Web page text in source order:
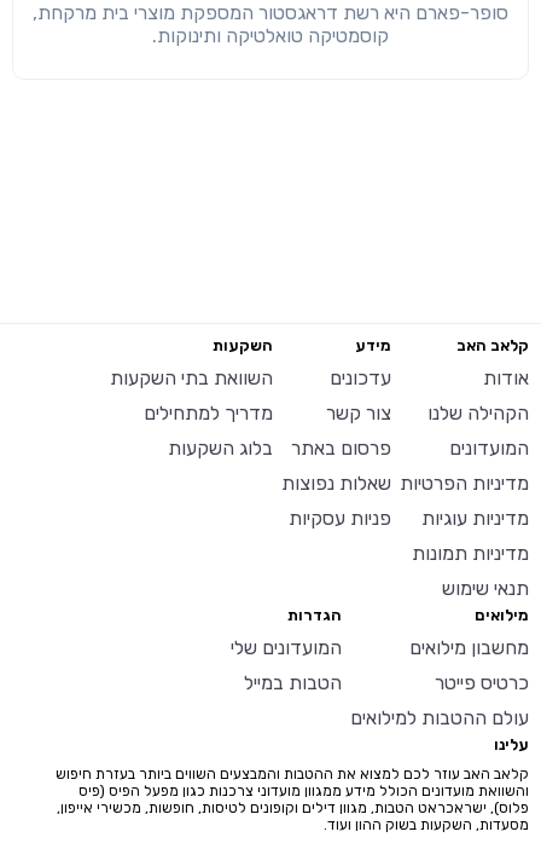
סופר-פארם היא רשת דראגסטור המספקת מוצרי בית מרקחת,
קוסמטיקה טואלטיקה ותינוקות.
קלאב האב
אודות
הקהילה שלנו
המועדונים
מדיניות הפרטיות
מדיניות עוגיות
מדיניות תמונות
תנאי שימוש
מידע
עדכונים
צור קשר
פרסום באתר
שאלות נפוצות
פניות עסקיות
השקעות
השוואת בתי השקעות
מדריך למתחילים
בלוג השקעות
מילואים
מחשבון מילואים
כרטיס פייטר
עולם ההטבות למילואים
הגדרות
המועדונים שלי
הטבות במייל
עלינו
קלאב האב עוזר לכם למצוא את ההטבות והמבצעים השווים ביותר בעזרת חיפוש
והשוואת מועדונים הכולל מידע ממגוון מועדוני צרכנות כגון מפעל הפיס (פיס
פלוס), ישראכראט הטבות, מגוון דילים וקופונים לטיסות, חופשות, מכשירי אייפון,
מסעדות, השקעות בשוק ההון ועוד.